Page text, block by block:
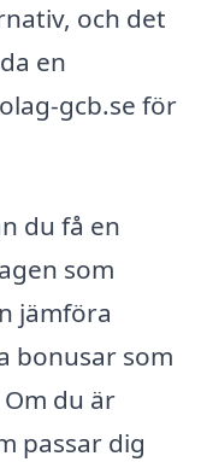
och det
en
gcb.se för
du få en
som
jämföra
bonusar som
du är
passar dig